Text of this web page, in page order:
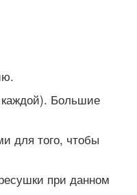
каждой). Большие
для того, чтобы
при данном